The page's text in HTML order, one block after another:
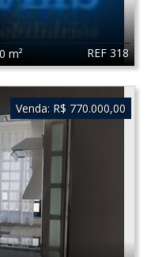
REF 318
m²
Venda: R$ 770.000,00